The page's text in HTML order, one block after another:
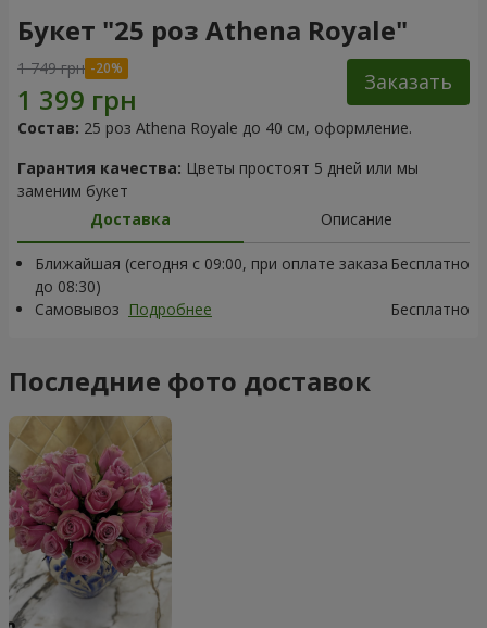
Букет "25 роз Athena Royale"
1 749 грн
Заказать
Состав: 25 роз Athena Royale до 40 см, оформление.
Гарантия качества: Цветы простоят 5 дней или мы
заменим букет
Доставка
Описание
Ближайшая (сегодня с 09:00, при оплате заказа
до 08:30)
Бесплатно
Самовывоз Подробнее Бесплатно
Последние фото доставок